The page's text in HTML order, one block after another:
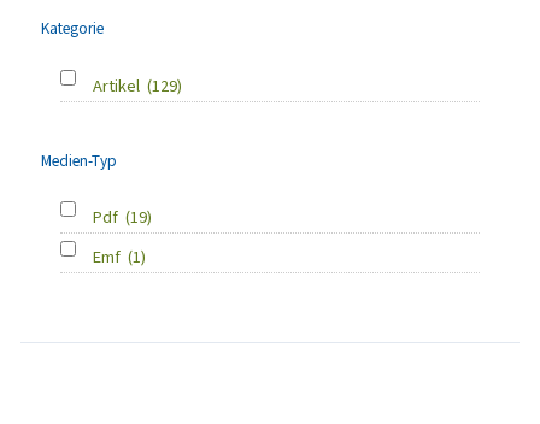
Kategorie
Artikel (129)
Medien-Typ
Pdf (19)
Emf (1)